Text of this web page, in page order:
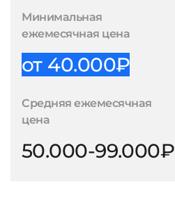
Минимальная
ежемесячная цена
от 40.000₽
Средняя ежемесячная
цена
50.000-99.000₽